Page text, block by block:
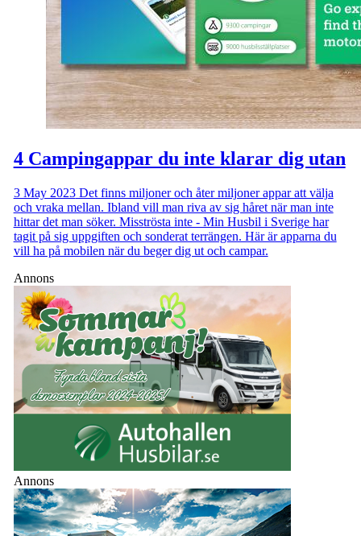
4 Campingappar du inte klarar dig utan
3 May 2023Det finns miljoner och åter miljoner appar att välja
och vraka mellan. Ibland vill man riva av sig håret när man inte
hittar det man söker. Misströsta inte - Min Husbil i Sverige har
tagit på sig uppgiften och sonderat terrängen. Här är apparna du
vill ha på mobilen när du beger dig ut och campar.
Annons
Annons